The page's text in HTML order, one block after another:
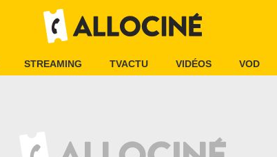
STREAMING TVACTU VIDÉOS VOD